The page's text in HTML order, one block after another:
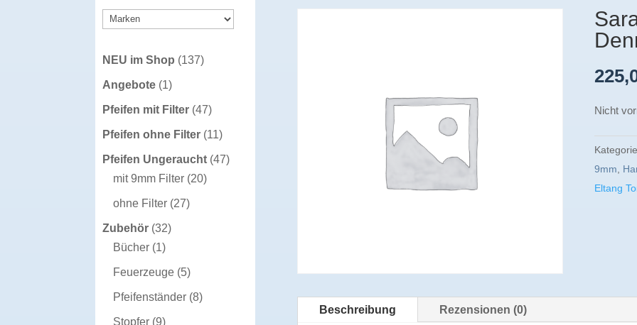
Nicht
9mm,
Eltang
Beschreibung Rezensionen (0)
NEU im Shop 137137
Angebote 11
Produkt
Pfeifen mit Filter 4747
Produkte
Pfeifen ohne Filter 1111
Produkte
Pfeifen Ungeraucht 4747
mit 9mm Filter 2020
ohne Filter 2727
Zubehör 3232
Bücher 11
Produkt
Feuerzeuge 55
Produkte
Pfeifenständer 88
Stopfer 99